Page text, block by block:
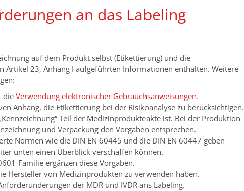
an das Labeling
auf dem Produkt selbst (Etikettierung) und die
Artikel 23, Anhang I aufgeführten Informationen enthalten. Weitere
dieVerwendung elektronischer Gebrauchsanweisungen.
Anhang, die Etikettierung bei der Risikoanalyse zu berücksichtigen.
Teil der Medizinprodukteakte ist. Bei der Produktion
und Verpackung den Vorgaben entsprechen.
Normen wie die DIN EN 60445 und die DIN EN 60447 geben
unten einen Überblick verschaffen können.
Familie ergänzen diese Vorgaben.
Hersteller von Medizinprodukten zu verwenden haben.
der MDR und IVDR ans Labeling.